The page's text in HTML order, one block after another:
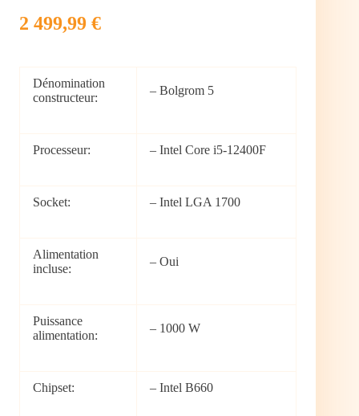
2 499,99 €
Dénomination
constructeur:
– Bolgrom 5
Processeur: – Intel Core i5-12400F
Socket: – Intel LGA 1700
Alimentation
incluse:
– Oui
Puissance
alimentation:
– 1000 W
Chipset: – Intel B660